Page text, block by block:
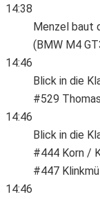
14:38
Menzel baut
(BMW M4
14:46
Blick in die
#529
14:46
Blick in die
#444 Korn /
#447
14:46